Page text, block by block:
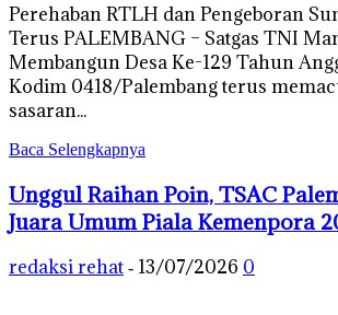
Perehaban RTLH dan Pengeboran
Terus PALEMBANG – Satgas TNI
Membangun Desa Ke-129 Tahun
Kodim 0418/Palembang terus
sasaran...
Baca Selengkapnya
Unggul Raihan Poin, TSAC
Juara Umum Piala Kemenpora
redaksi rehat - 13/07/2026 0